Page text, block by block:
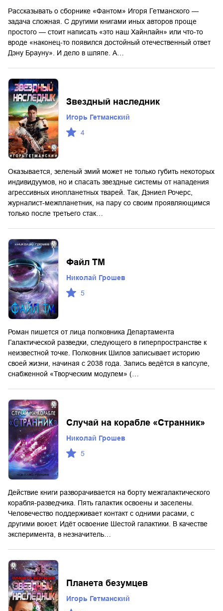
Рассказывать о сборнике «Фантом» Игоря Гетманского —
задача сложная. С другими книгами иных авторов проще
простого — стоит написать «это наш Хайнлайн» или что-то
вроде «наконец-то появился достойный отечественный ответ
Дэну Брауну». И дело в шляпе. А…
Звездный наследник
Игорь Гетманский
4
Оказывается, зеленый змий может не только губить некоторых
индивидуумов, но и спасать звездные системы от нападения
агрессивных инопланетных тварей. Так, Дэниел Рочерс,
журналист-межпланетник, на пару со своим проявляющимся
только после третьего стак…
Файл ТМ
Николай Грошев
5
Роман пишется от лица полковника Департамента
Галактической разведки, следующего в гиперпространстве к
неизвестной точке. Полковник Шилов записывает историю
своей жизни, начиная с 2038 года. Запись ведётся в капсуле,
снабженной «Творческим модулем» (…
Случай на корабле «Странник»
Николай Грошев
5
Действие книги разворачивается на борту межгалактического
корабля-разведчика. Пять галактик освоены и заселены.
Человечество поддерживает контакт с одними расами, с
другими воюет. Идёт освоение Шестой галактики. В качестве
эксперимента, в незначитель…
Планета безумцев
Игорь Гетманский